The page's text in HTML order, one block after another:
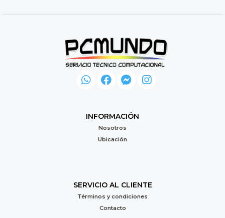
INFORMACIÓN
Nosotros
Ubicación
SERVICIO AL CLIENTE
Términos y condiciones
Contacto